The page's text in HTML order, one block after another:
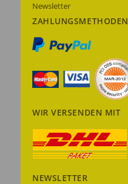
Newsletter
ZAHLUNGSMETHODEN
WIR VERSENDEN MIT
NEWSLETTER